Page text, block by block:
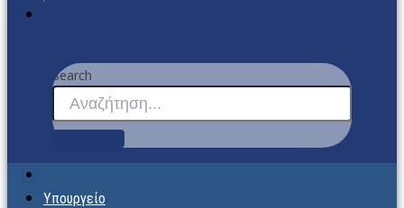
Search
Υπουργείο